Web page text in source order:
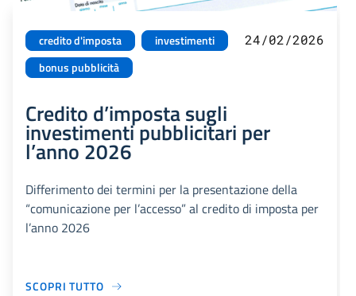
credito d'imposta
investimenti
bonus pubblicità
24/02/2026
Credito d’imposta sugli
investimenti pubblicitari per
l’anno 2026
Differimento dei termini per la presentazione della
“comunicazione per l’accesso” al credito di imposta per
l’anno 2026
SCOPRI TUTTO